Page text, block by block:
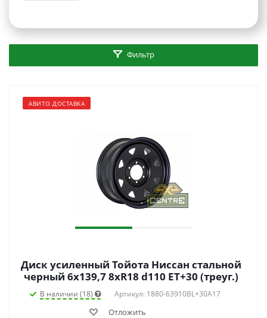
Фильтр
АВИТО ДОСТАВКА
Диск усиленный Тойота Ниссан стальной
черный 6x139,7 8xR18 d110 ET+30 (треуг.)
В наличии (18) Артикул: 1880-63910BL+30A17
Отложить